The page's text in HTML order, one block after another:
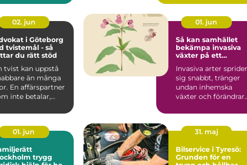
02. jun
i Göteborg
tvistemål - så
du rätt stöd
tvist kan uppstå
än många
En affärspartner
inte betalar,...
01. jun
Så kan samhället
bekämpa invasiva
växter på ett
Invasiva arter sprider
sig snabbt, tränger
undan inhemska
växter och förändrar
Kommu...
01. jun
trygg
31. maj
Bilservice i Tyresö:
Grunden för en